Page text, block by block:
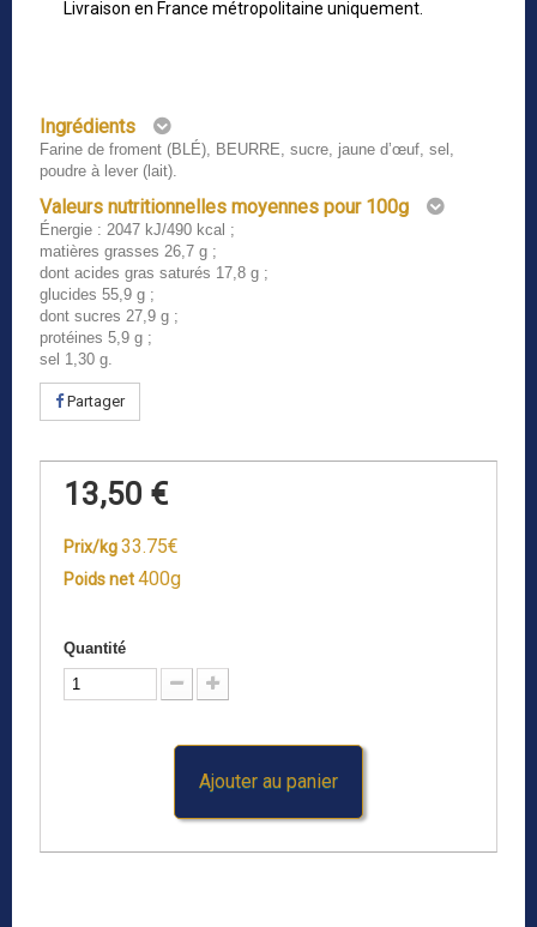
Livraison en France métropolitaine uniquement.
Ingrédients
Farine de froment (BLÉ), BEURRE, sucre, jaune d’œuf, sel,
poudre à lever (lait).
Valeurs nutritionnelles moyennes pour 100g
Énergie : 2047 kJ/490 kcal ;
matières grasses 26,7 g ;
dont acides gras saturés 17,8 g ;
glucides 55,9 g ;
dont sucres 27,9 g ;
protéines 5,9 g ;
sel 1,30 g.
Partager
13,50 €
Prix/kg33.75€
Poids net400g
Quantité
Ajouter au panier